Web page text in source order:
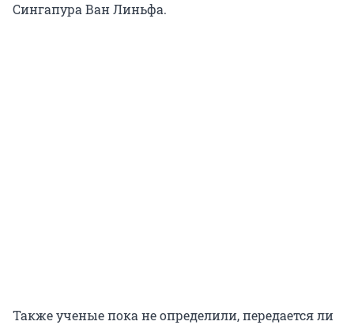
Сингапура Ван Линьфа.
Также ученые пока не определили, передается ли